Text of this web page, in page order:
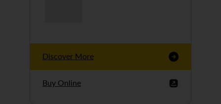
Discover More
Buy Online